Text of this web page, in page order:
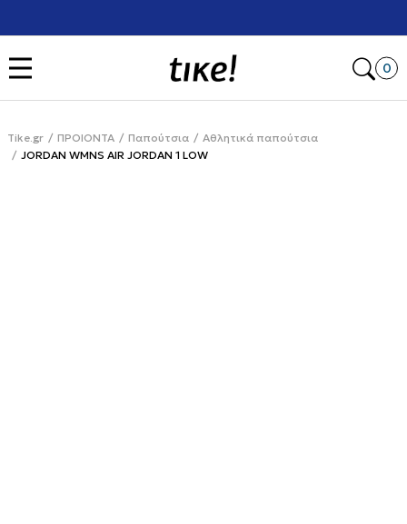
0
Tike.gr ΠΡΟΙΟΝΤΑ Παπούτσια
Αθλητικά παπούτσια
JORDAN WMNS AIR JORDAN 1 LOW